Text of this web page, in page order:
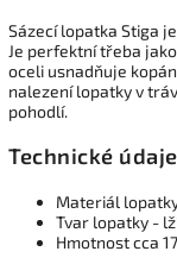
Sázecí lopatka Stiga
Je perfektní třeba
oceli usnadňuje
nalezení lopatky v
pohodlí.
Technické
Materiál
Tvar lopatky -
Hmotnost cca